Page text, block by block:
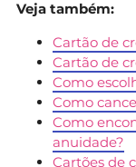
Veja também:
Cartão de
Cartão de
Como
Como
Como
anuidade?
Cartões de